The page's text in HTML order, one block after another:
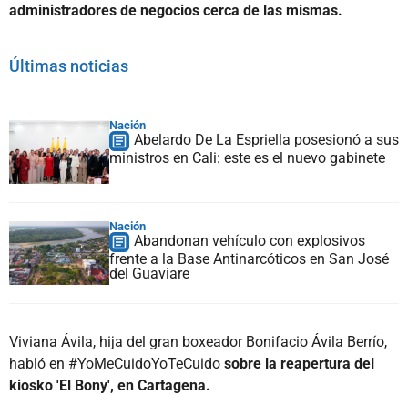
administradores de negocios cerca de las mismas.
Últimas noticias
Nación
Abelardo De La Espriella posesionó a sus
ministros en Cali: este es el nuevo gabinete
Nación
Abandonan vehículo con explosivos
frente a la Base Antinarcóticos en San José
del Guaviare
Viviana Ávila, hija del gran boxeador Bonifacio Ávila Berrío,
habló en #YoMeCuidoYoTeCuido sobre la reapertura del
kiosko 'El Bony', en Cartagena.